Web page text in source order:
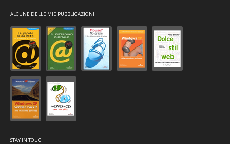
ALCUNE DELLE MIE PUBBLICAZIONI
STAY IN TOUCH